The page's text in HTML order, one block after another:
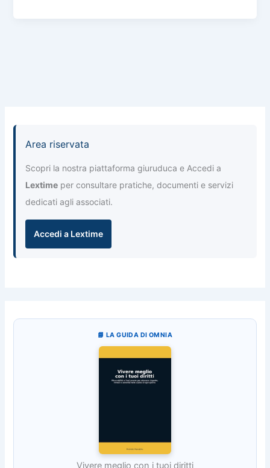
Area riservata
Scopri la nostra piattaforma giuruduca e Accedi a
Lextime per consultare pratiche, documenti e servizi
dedicati agli associati.
Accedi a Lextime
📘 LA GUIDA DI OMNIA
Vivere meglio con i tuoi diritti